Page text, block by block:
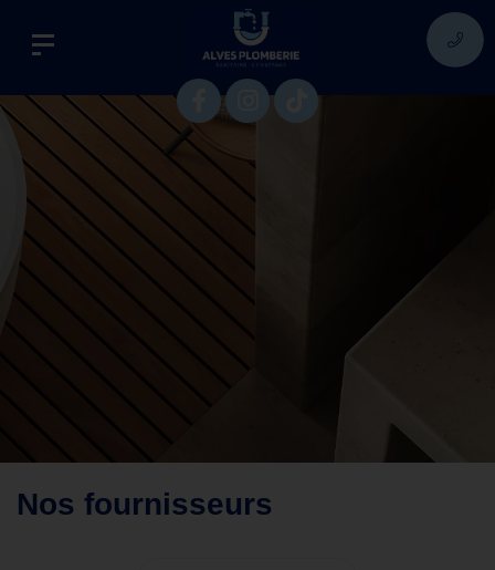
Nos fournisseurs